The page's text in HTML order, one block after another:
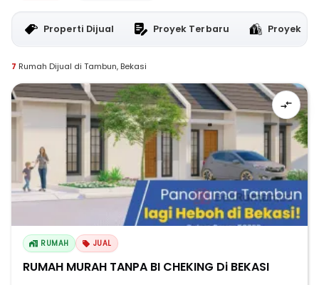
Properti Dijual Proyek Terbaru Proyek
7 Rumah Dijual di Tambun, Bekasi
RUMAH JUAL
RUMAH MURAH TANPA BI CHEKING Di BEKASI